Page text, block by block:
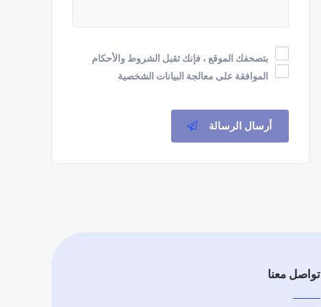
بتصحفك الموقع ، فإنك تقبل الشروط والأحكام
الموافقة على معالجة البيانات الشخصية
أرسال الرسالة
تواصل معنا